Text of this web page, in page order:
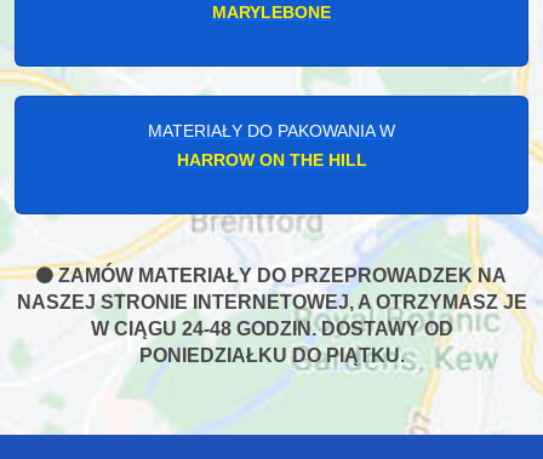
MARYLEBONE
MATERIAŁY DO PAKOWANIA W
HARROW ON THE HILL
ZAMÓW MATERIAŁY DO PRZEPROWADZEK NA
NASZEJ STRONIE INTERNETOWEJ, A OTRZYMASZ JE
W CIĄGU 24-48 GODZIN. DOSTAWY OD
PONIEDZIAŁKU DO PIĄTKU.